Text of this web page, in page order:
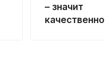
– значит
качественно